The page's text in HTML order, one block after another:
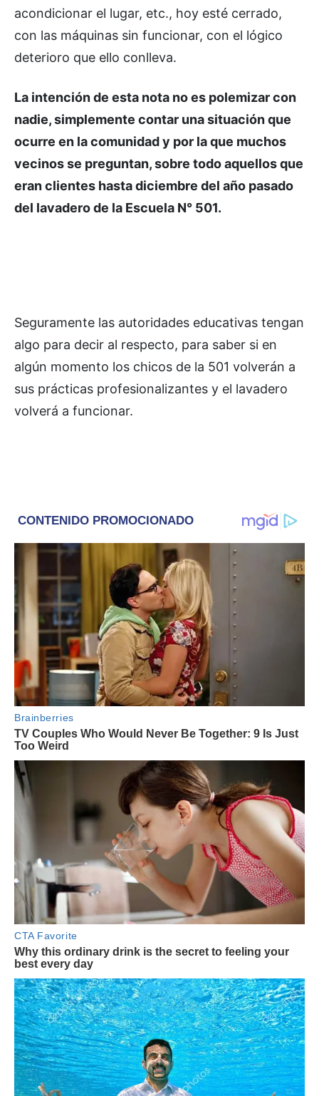
acondicionar el lugar, etc., hoy esté cerrado,
con las máquinas sin funcionar, con el lógico
deterioro que ello conlleva.
La intención de esta nota no es polemizar con
nadie, simplemente contar una situación que
ocurre en la comunidad y por la que muchos
vecinos se preguntan, sobre todo aquellos que
eran clientes hasta diciembre del año pasado
del lavadero de la Escuela N° 501.
Seguramente las autoridades educativas tengan
algo para decir al respecto, para saber si en
algún momento los chicos de la 501 volverán a
sus prácticas profesionalizantes y el lavadero
volverá a funcionar.